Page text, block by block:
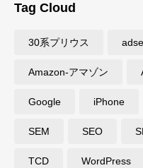
Tag Cloud
30系プリウス
Amazon-アマゾン
Google iPhone
SEM SEO
TCD WordPress